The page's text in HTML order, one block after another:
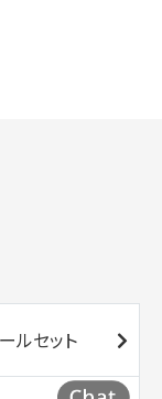
ルセット